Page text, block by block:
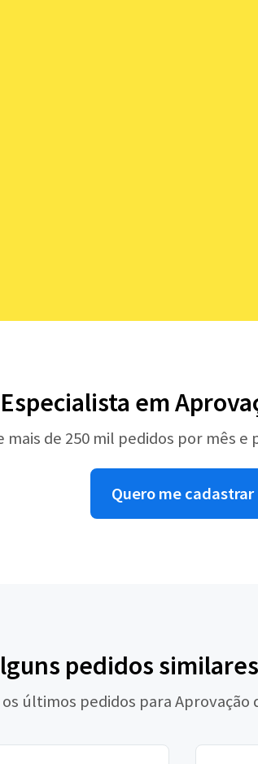
em
mais de 250 mil pedidos por mês
Quero me cadastrar
pedidos
os últimos pedidos para